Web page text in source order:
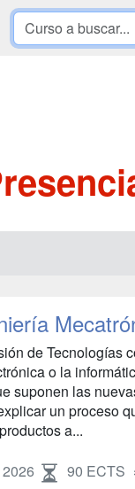
de Tecnologías
o la
suponen las
un proceso
a...
90 ECTS